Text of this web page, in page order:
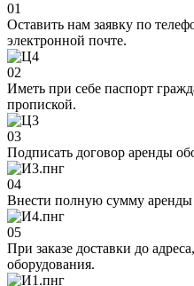
01
Оставить нам заявку по
электронной почте.
02
Иметь при себе паспорт
пропиской.
03
Подписать договор аренды
04
Внести полную сумму аренды
05
При заказе доставки до
оборудования.